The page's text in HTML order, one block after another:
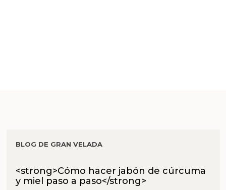
BLOG DE GRAN VELADA
<strong>Cómo hacer jabón de cúrcuma
y miel paso a paso</strong>